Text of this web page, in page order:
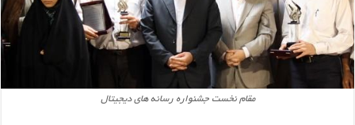
مقام نخست جشنواره رسانه های دیجیتال